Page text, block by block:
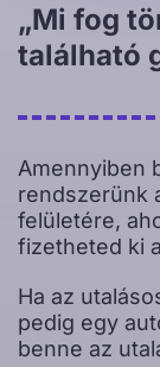
„Mi fog
található
Amennyiben
rendszerünk
felületére,
fizetheted ki
Ha az
pedig egy
benne az